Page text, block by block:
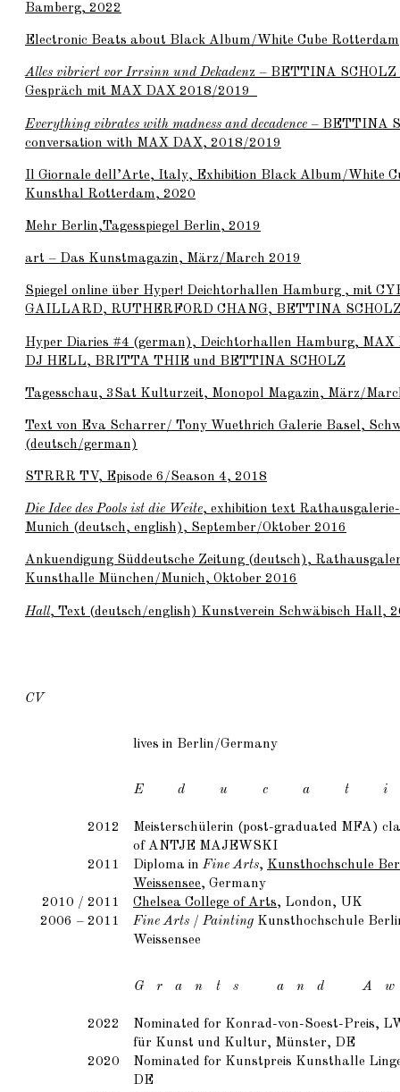
Bamberg, 2022
Electronic Beats about Black Album/White Cube
Alles vibriert vor Irrsinn und Dekadenz – BETTINA SCHOLZ
Gespräch mit MAX DAX 2018/2019
Everything vibrates with madness and decadence – BETTINA
conversation with MAX DAX, 2018/2019
Il Giornale dell’Arte, Italy, Exhibition Black Album/White
Kunsthal Rotterdam, 2020
Mehr Berlin,Tagesspiegel Berlin, 2019
art – Das Kunstmagazin, März/March 2019
Spiegel online über Hyper! Deichtorhallen Hamburg , mit
GAILLARD, RUTHERFORD CHANG, BETTINA
Hyper Diaries #4 (german), Deichtorhallen Hamburg, MAX
DJ HELL, BRITTA THIE und BETTINA SCHOLZ
Tagesschau, 3Sat Kulturzeit, Monopol Magazin, März/
Text von Eva Scharrer/ Tony Wuethrich Galerie Basel,
(deutsch/german)
STRRR TV, Episode 6/Season 4, 2018
Die Idee des Pools ist die Weite, exhibition text
Munich (deutsch, english), September/Oktober 2016
Ankuendigung Süddeutsche Zeitung (deutsch),
Kunsthalle München/Munich, Oktober 2016
Hall, Text (deutsch/english) Kunstverein Schwäbisch Hall,
CV
lives in Berlin/Germany
E d u c a t i
2012
Meisterschülerin (post-graduated MFA)
ofANTJE MAJEWSKI
2011
Diploma in Fine Arts, Kunsthochschule
Weissensee, Germany
2010 / 2011
Chelsea College of Arts, London, UK
2006 – 2011
Fine Arts / Painting Kunsthochschule
Weissensee
G r a n t s a n d A w
2022
Nominated for Konrad-von-Soest-Preis,
für Kunst und Kultur, Münster, DE
2020
Nominated for Kunstpreis Kunsthalle
DE